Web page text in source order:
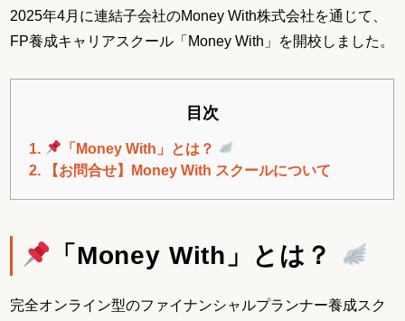
2025年4月に連結子会社のMoney With株式会社を通じて、
FP養成キャリアスクール「Money With」を開校しました。
目次
1.
「Money With」とは？
2.
【お問合せ】Money With スクールについて
「Money With」とは？
完全オンライン型のファイナンシャルプランナー養成スク